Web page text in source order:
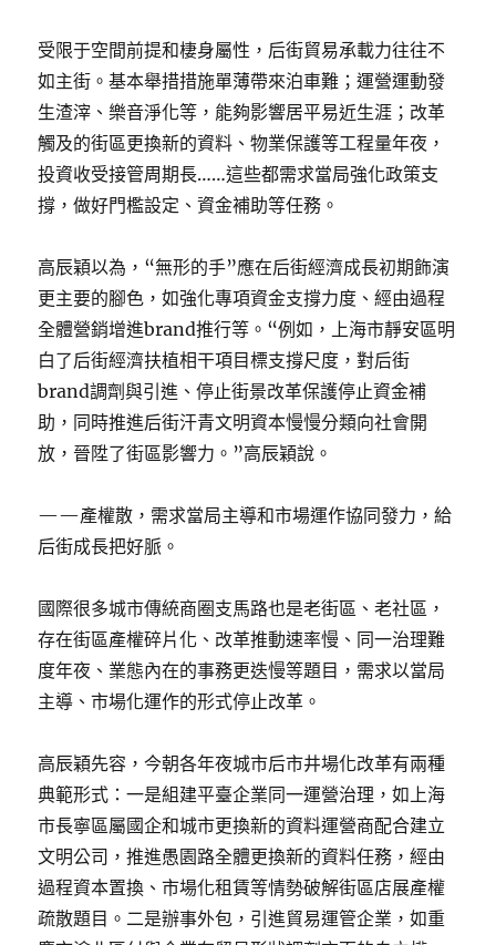
受限于空間前提和棲身屬性，后街貿易承載力往往不
如主街。基本舉措措施單薄帶來泊車難；運營運動發
生渣滓、樂音淨化等，能夠影響居平易近生涯；改革
觸及的街區更換新的資料、物業保護等工程量年夜，
投資收受接管周期長……這些都需求當局強化政策支
撐，做好門檻設定、資金補助等任務。
高辰穎以為，“無形的手”應在后街經濟成長初期飾演
更主要的腳色，如強化專項資金支撐力度、經由過程
全體營銷增進brand推行等。“例如，上海市靜安區明
白了后街經濟扶植相干項目標支撐尺度，對后街
brand調劑與引進、停止街景改革保護停止資金補
助，同時推進后街汗青文明資本慢慢分類向社會開
放，晉陞了街區影響力。”高辰穎說。
——產權散，需求當局主導和市場運作協同發力，給
后街成長把好脈。
國際很多城市傳統商圈支馬路也是老街區、老社區，
存在街區產權碎片化、改革推動速率慢、同一治理難
度年夜、業態內在的事務更迭慢等題目，需求以當局
主導、市場化運作的形式停止改革。
高辰穎先容，今朝各年夜城市后市井場化改革有兩種
典範形式：一是組建平臺企業同一運營治理，如上海
市長寧區屬國企和城市更換新的資料運營商配合建立
文明公司，推進愚園路全體更換新的資料任務，經由
過程資本置換、市場化租賃等情勢破解街區店展產權
疏散題目。二是辦事外包，引進貿易運管企業，如重